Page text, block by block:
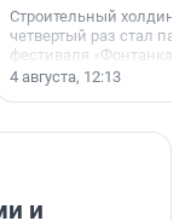
Строительный холдинг
четвертый раз стал
фестиваля «Фонтанка
раз компания
посетителям
4 августа, 12:13
и